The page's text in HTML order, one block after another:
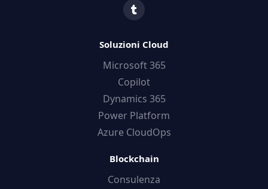
Soluzioni Cloud
Microsoft 365
Copilot
Dynamics 365
Power Platform
Azure CloudOps
Blockchain
Consulenza